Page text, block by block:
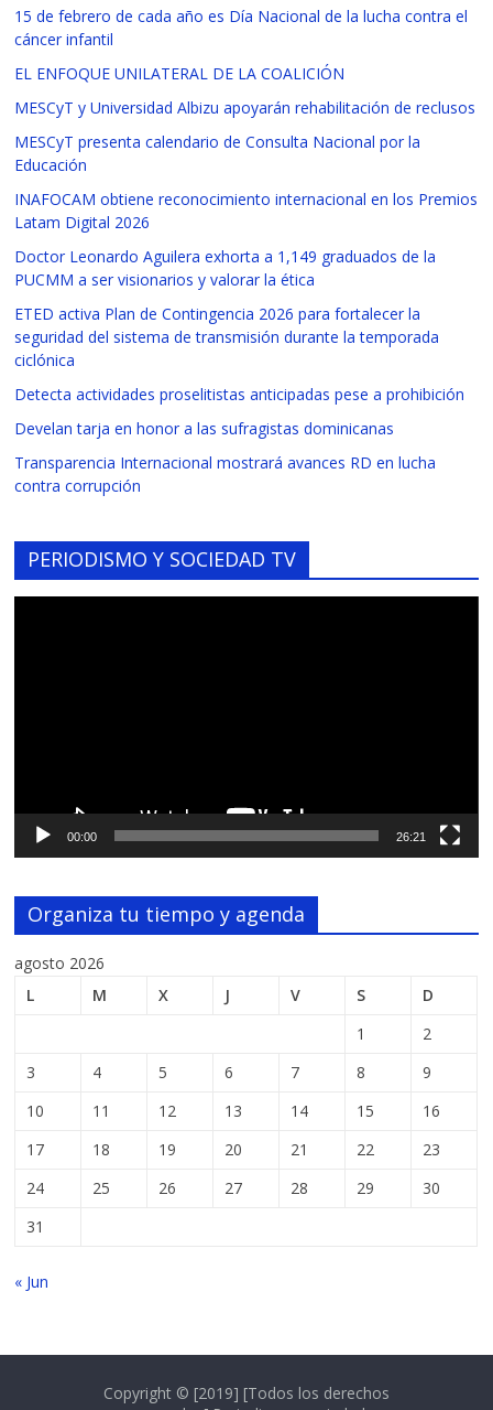
15 de febrero de cada año es Día Nacional de la lucha contra el
cáncer infantil
EL ENFOQUE UNILATERAL DE LA COALICIÓN
MESCyT y Universidad Albizu apoyarán rehabilitación de reclusos
MESCyT presenta calendario de Consulta Nacional por la
Educación
INAFOCAM obtiene reconocimiento internacional en los Premios
Latam Digital 2026
Doctor Leonardo Aguilera exhorta a 1,149 graduados de la
PUCMM a ser visionarios y valorar la ética
ETED activa Plan de Contingencia 2026 para fortalecer la
seguridad del sistema de transmisión durante la temporada
ciclónica
Detecta actividades proselitistas anticipadas pese a prohibición
Develan tarja en honor a las sufragistas dominicanas
Transparencia Internacional mostrará avances RD en lucha
contra corrupción
PERIODISMO Y SOCIEDAD TV
00:00 26:21
Organiza tu tiempo y agenda
agosto 2026
L
M X J V S
D
1
2
3
4 5 6 7 8
9
10
11 12 13 14 15
16
17
18 19 20 21 22
23
24
25 26 27 28 29
30
31
« Jun
Copyright © [2019] [Todos los derechos